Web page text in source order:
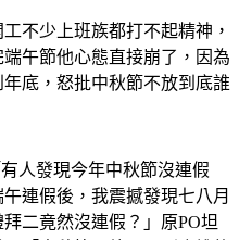
午節他心態直接崩了，因為
底，怒批中秋節不放到底誰
連假後，我震撼發現七八月
二竟然沒連假？」原PO坦
「中秋節不放四天到底誰的